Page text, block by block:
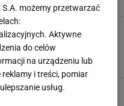
lukrem
możemy przetwarzać
Aktywne
do celów
na urządzeniu lub
i treści, pomiar
usług.